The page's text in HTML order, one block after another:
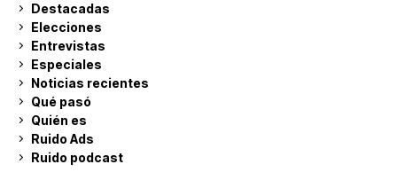
Destacadas
Elecciones
Entrevistas
Especiales
Noticias recientes
Qué pasó
Quién es
Ruido Ads
Ruido podcast